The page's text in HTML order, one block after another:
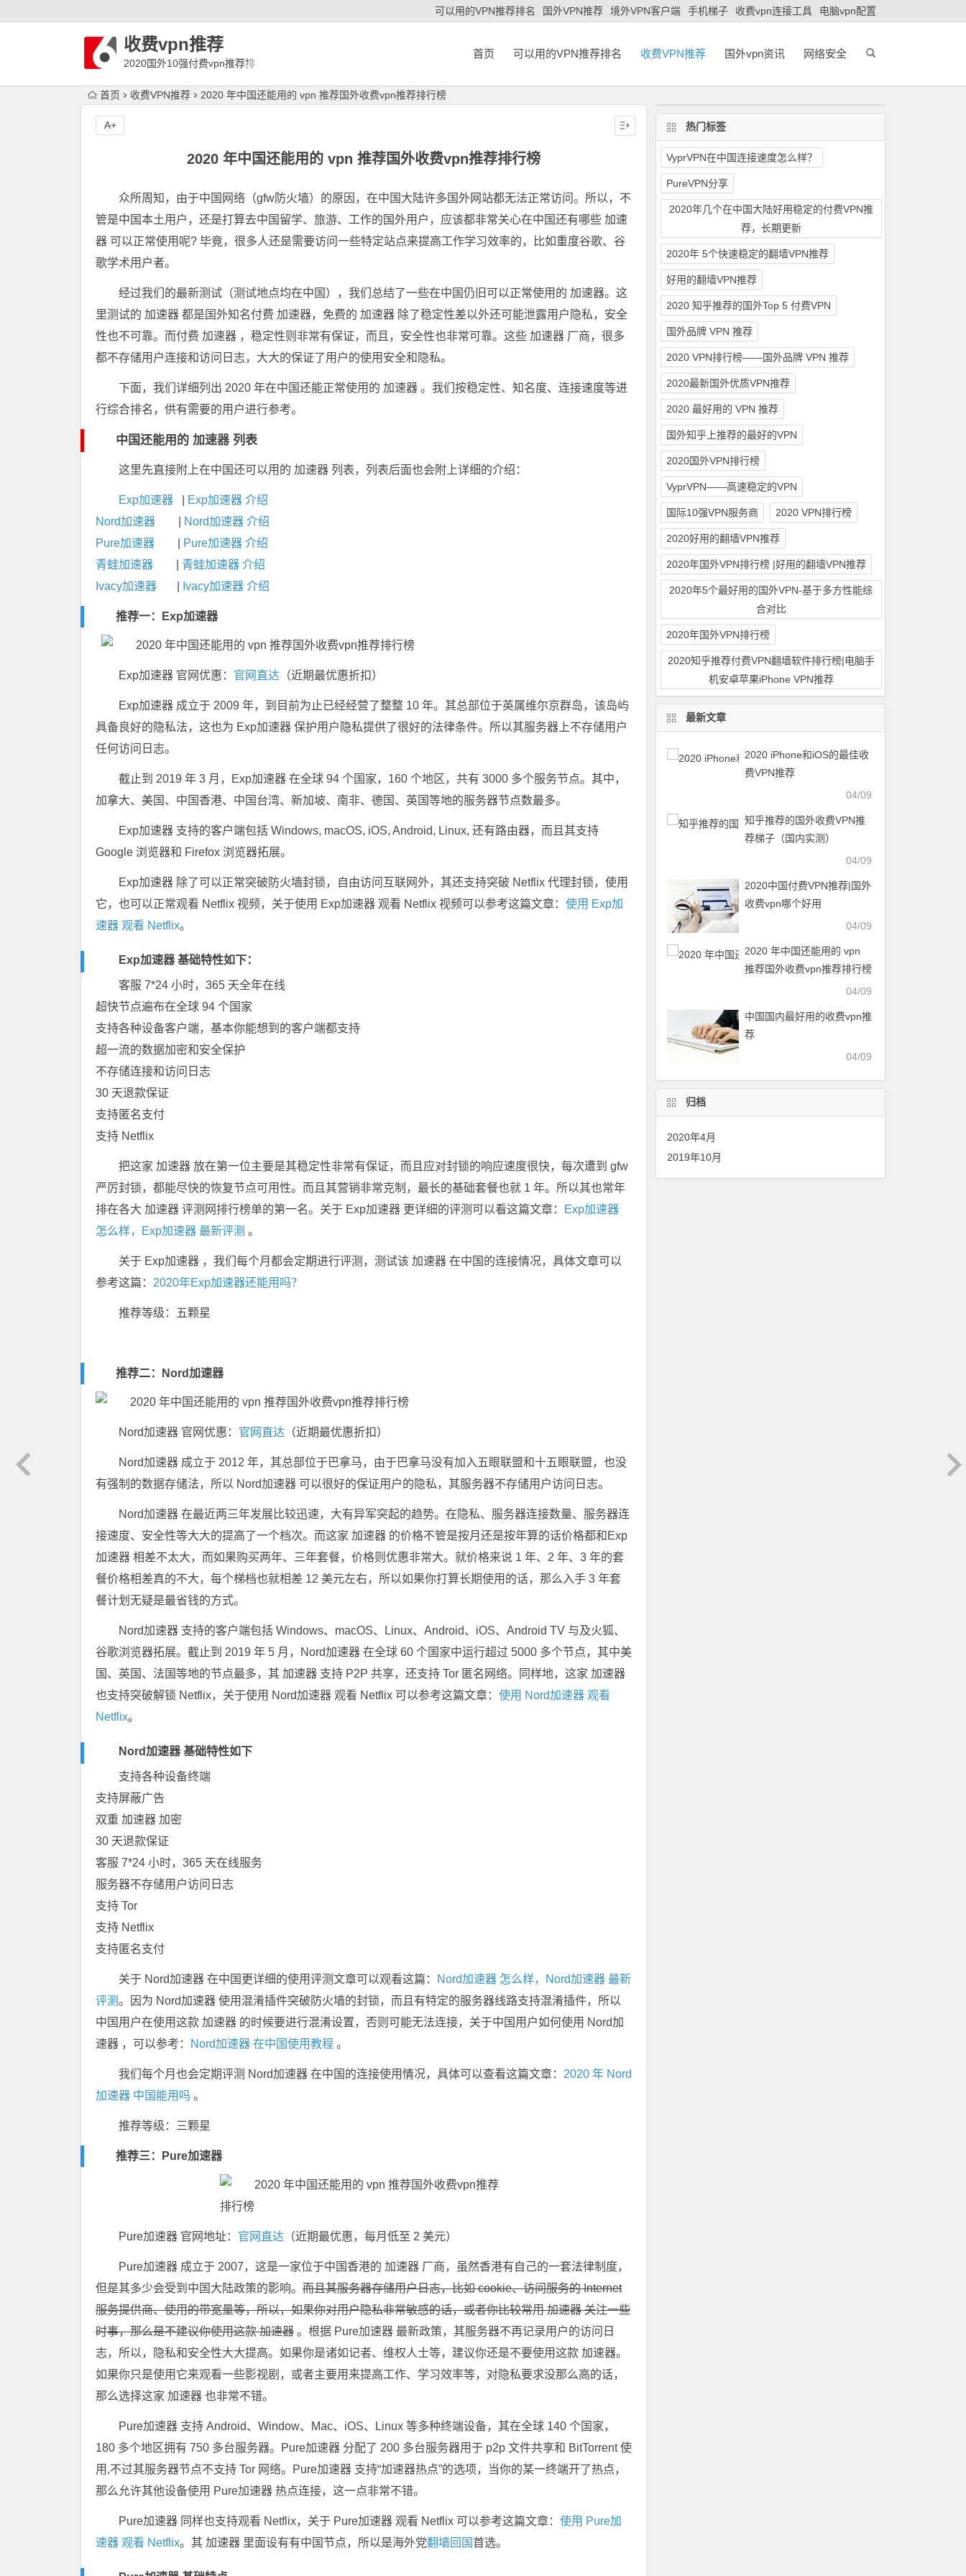
可以用的VPN推荐排名 国外VPN推荐 境外VPN客户端 手机梯子 收费vpn连接工具 电脑vpn配置
收费vpn推荐
2020国外10强付费vpn推荐排
首页 可以用的VPN推荐排名 收费VPN推荐 国外vpn资讯 网络安全
首页 收费VPN推荐 2020 年中国还能用的 vpn 推荐国外收费vpn推荐排行榜
2020 年中国还能用的 vpn 推荐国外收费vpn推荐排行榜
A+
众所周知，由于中国网络（gfw防火墙）的原因，在中国大陆许多国外网站都无法正常访问。所以，不
管是中国本土用户，还是打算去中国留学、旅游、工作的国外用户，应该都非常关心在中国还有哪些 加速
器 可以正常使用呢? 毕竟，很多人还是需要访问一些特定站点来提高工作学习效率的，比如重度谷歌、谷
歌学术用户者。
经过我们的最新测试（测试地点均在中国），我们总结了一些在中国仍旧可以正常使用的 加速器。这
里测试的 加速器 都是国外知名付费 加速器，免费的 加速器 除了稳定性差以外还可能泄露用户隐私，安全
性也不可靠。而付费 加速器 ，稳定性则非常有保证，而且，安全性也非常可靠。这些 加速器 厂商，很多
都不存储用户连接和访问日志，大大的保证了用户的使用安全和隐私。
下面，我们详细列出 2020 年在中国还能正常使用的 加速器 。我们按稳定性、知名度、连接速度等进
行综合排名，供有需要的用户进行参考。
中国还能用的 加速器 列表
这里先直接附上在中国还可以用的 加速器 列表，列表后面也会附上详细的介绍：
Exp加速器
Exp加速器 介绍
Nord加速器
Nord加速器 介绍
Pure加速器
Pure加速器 介绍
青蛙加速器
青蛙加速器 介绍
Ivacy加速器
Ivacy加速器 介绍
推荐一： Exp加速器
Exp加速器 官网优惠： 官网直达 （近期最优惠折扣）
Exp加速器 成立于 2009 年，到目前为止已经经营了整整 10 年。其总部位于英属维尔京群岛，该岛屿
具备良好的隐私法，这也为 Exp加速器 保护用户隐私提供了很好的法律条件。所以其服务器上不存储用户
任何访问日志。
截止到 2019 年 3 月，Exp加速器 在全球 94 个国家，160 个地区，共有 3000 多个服务节点。其中，
加拿大、美国、中国香港、中国台湾、新加坡、南非、德国、英国等地的服务器节点数最多。
Exp加速器 支持的客户端包括 Windows, macOS, iOS, Android, Linux, 还有路由器，而且其支持
Google 浏览器和 Firefox 浏览器拓展。
Exp加速器 除了可以正常突破防火墙封锁，自由访问互联网外，其还支持突破 Netflix 代理封锁，使用
它，也可以正常观看 Netflix 视频，关于使用 Exp加速器 观看 Netflix 视频可以参考这篇文章： 使用 Exp加
速器 观看 Netflix。
Exp加速器 基础特性如下：
客服 7*24 小时，365 天全年在线
超快节点遍布在全球 94 个国家
支持各种设备客户端，基本你能想到的客户端都支持
超一流的数据加密和安全保护
不存储连接和访问日志
30 天退款保证
支持匿名支付
支持 Netflix
把这家 加速器 放在第一位主要是其稳定性非常有保证，而且应对封锁的响应速度很快，每次遭到 gfw
严厉封锁，都能尽快的恢复节点可用性。而且其营销非常克制，最长的基础套餐也就 1 年。所以其也常年
排在各大 加速器 评测网排行榜单的第一名。关于 Exp加速器 更详细的评测可以看这篇文章：
Exp加速器
怎么样，Exp加速器 最新评测 。
关于 Exp加速器 ，我们每个月都会定期进行评测，测试该 加速器 在中国的连接情况，具体文章可以
参考这篇： 2020年Exp加速器还能用吗？
推荐等级：五颗星
推荐二： Nord加速器
Nord加速器 官网优惠： 官网直达 （近期最优惠折扣）
Nord加速器 成立于 2012 年，其总部位于巴拿马，由于巴拿马没有加入五眼联盟和十五眼联盟，也没
有强制的数据存储法，所以 Nord加速器 可以很好的保证用户的隐私，其服务器不存储用户访问日志。
Nord加速器 在最近两三年发展比较迅速，大有异军突起的趋势。在隐私、服务器连接数量、服务器连
接速度、安全性等大大的提高了一个档次。而这家 加速器 的价格不管是按月还是按年算的话价格都和Exp
加速器 相差不太大，而如果购买两年、三年套餐，价格则优惠非常大。就价格来说 1 年、2 年、3 年的套
餐价格相差真的不大，每个梯档也就相差 12 美元左右，所以如果你打算长期使用的话，那么入手 3 年套
餐计划无疑是最省钱的方式。
Nord加速器 支持的客户端包括 Windows、macOS、Linux、Android、iOS、Android TV 与及火狐、
谷歌浏览器拓展。截止到 2019 年 5 月，Nord加速器 在全球 60 个国家中运行超过 5000 多个节点，其中美
国、英国、法国等地的节点最多，其 加速器 支持 P2P 共享，还支持 Tor 匿名网络。同样地，这家 加速器
也支持突破解锁 Netflix，关于使用 Nord加速器 观看 Netflix 可以参考这篇文章： 使用 Nord加速器 观看
Netflix。
Nord加速器 基础特性如下
支持各种设备终端
支持屏蔽广告
双重 加速器 加密
30 天退款保证
客服 7*24 小时，365 天在线服务
服务器不存储用户访问日志
支持 Tor
支持 Netflix
支持匿名支付
关于 Nord加速器 在中国更详细的使用评测文章可以观看这篇：
Nord加速器 怎么样，Nord加速器 最新
评测。因为 Nord加速器 使用混淆插件突破防火墙的封锁，而且有特定的服务器线路支持混淆插件，所以
中国用户在使用这款 加速器 的时候要进行混淆设置，否则可能无法连接，关于中国用户如何使用 Nord加
速器 ，可以参考：
Nord加速器 在中国使用教程 。
我们每个月也会定期评测 Nord加速器 在中国的连接使用情况，具体可以查看这篇文章： 2020 年 Nord
加速器 中国能用吗 。
推荐等级：三颗星
推荐三： Pure加速器
Pure加速器 官网地址： 官网直达 （近期最优惠，每月低至 2 美元）
Pure加速器 成立于 2007，这是一家位于中国香港的 加速器 厂商，虽然香港有自己的一套法律制度，
但是其多少会受到中国大陆政策的影响。 而且其服务器存储用户日志，比如 cookie、访问服务的 Internet
服务提供商、使用的带宽量等，所以，如果你对用户隐私非常敏感的话，或者你比较常用 加速器 关注一些
时事，那么是不建议你使用这款 加速器 。根据 Pure加速器 最新政策，其服务器不再记录用户的访问日
志，所以，隐私和安全性大大提高。如果你是诸如记者、维权人士等，建议你还是不要使用这款 加速器。
如果你只是使用它来观看一些影视剧，或者主要用来提高工作、学习效率等，对隐私要求没那么高的话，
那么选择这家 加速器 也非常不错。
Pure加速器 支持 Android、Window、Mac、iOS、Linux 等多种终端设备，其在全球 140 个国家，
180 多个地区拥有 750 多台服务器。Pure加速器 分配了 200 多台服务器用于 p2p 文件共享和 BitTorrent 使
用,不过其服务器节点不支持 Tor 网络。Pure加速器 支持“加速器热点”的选项，当你的某一终端开了热点，
那么允许其他设备使用 Pure加速器 热点连接，这一点非常不错。
Pure加速器 同样也支持观看 Netflix，关于 Pure加速器 观看 Netflix 可以参考这篇文章： 使用 Pure加
速器 观看 Netflix。其 加速器 里面设有有中国节点，所以是海外党翻墙回国首选。
热门标签
VyprVPN在中国连接速度怎么样？
PureVPN分享
2020年几个在中国大陆好用稳定的付费VPN推
荐，长期更新
2020年 5个快速稳定的翻墙VPN推荐
好用的翻墙VPN推荐
2020 知乎推荐的国外Top 5 付费VPN
国外品牌 VPN 推荐
2020 VPN排行榜——国外品牌 VPN 推荐
2020最新国外优质VPN推荐
2020 最好用的 VPN 推荐
国外知乎上推荐的最好的VPN
2020国外VPN排行榜
VyprVPN——高速稳定的VPN
国际10强VPN服务商 2020 VPN排行榜
2020好用的翻墙VPN推荐
2020年国外VPN排行榜 |好用的翻墙VPN推荐
2020年5个最好用的国外VPN-基于多方性能综
合对比
2020年国外VPN排行榜
2020知乎推荐付费VPN翻墙软件排行榜|电脑手
机安卓苹果iPhone VPN推荐
最新文章
2020 iPhone和iOS的最佳收
费VPN推荐
04/09
知乎推荐的国外收费VPN推
荐梯子（国内实测）
04/09
2020中国付费VPN推荐|国外
收费vpn哪个好用
04/09
2020 年中国还能用的 vpn
推荐国外收费vpn推荐排行榜
04/09
中国国内最好用的收费vpn推
荐
04/09
归档
2020年4月
2019年10月